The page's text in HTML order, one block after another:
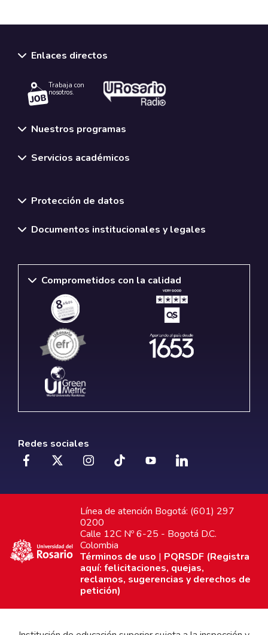
Enlaces directos
Trabaja con
nosotros.
Nuestros programas
Servicios académicos
Protección de datos
Documentos institucionales y legales
Comprometidos con la calidad
Redes sociales
Línea de atención Bogotá: (601) 297
0200
Calle 12C Nº 6-25 - Bogotá D.C.
Colombia
Términos de uso | PQRSDF (Registra
aquí: felicitaciones, quejas,
reclamos, sugerencias y derechos de
petición)